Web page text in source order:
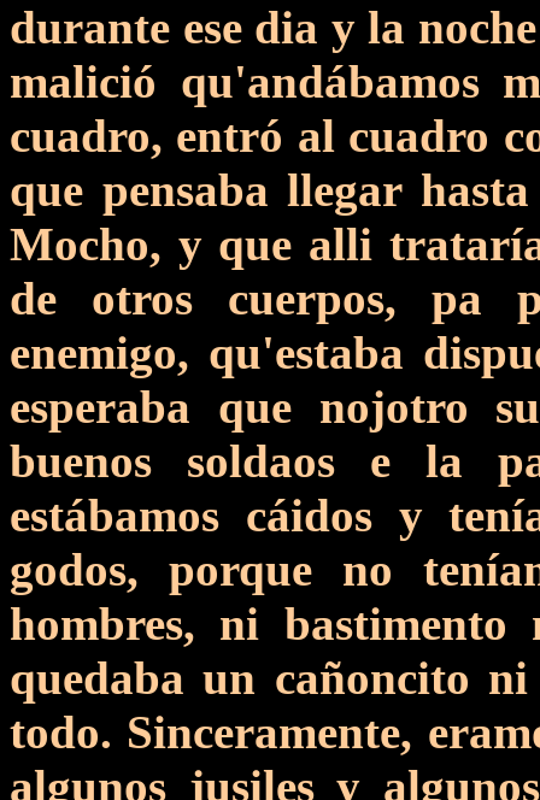
durante ese dia y la
malició qu'andábamos
cuadro, entró al cuadro
que pensaba llegar
Mocho, y que alli
de otros cuerpos, pa
enemigo, qu'estaba
esperaba que nojotro
buenos soldaos e la
estábamos cáidos y
godos, porque no
hombres, ni
quedaba un cañoncito
todo. Sinceramente,
algunos jusiles y